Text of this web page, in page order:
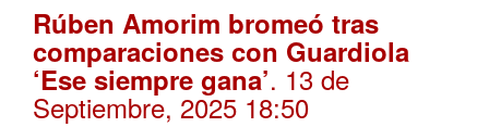
Rúben Amorim bromeó tras
comparaciones con Guardiola
‘Ese siempre gana’. 13 de
Septiembre, 2025 18:50